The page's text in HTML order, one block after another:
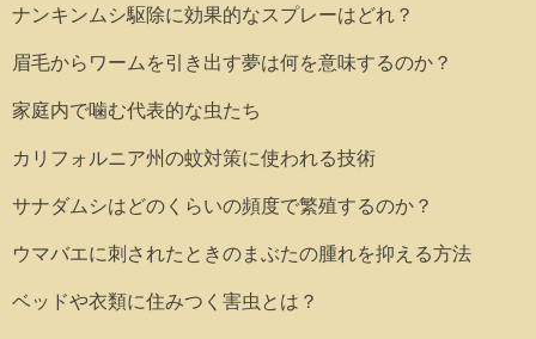
ナンキンムシ駆除に効果的なスプレーはどれ？
眉毛からワームを引き出す夢は何を意味するのか？
家庭内で噛む代表的な虫たち
カリフォルニア州の蚊対策に使われる技術
サナダムシはどのくらいの頻度で繁殖するのか？
ウマバエに刺されたときのまぶたの腫れを抑える方法
ベッドや衣類に住みつく害虫とは？